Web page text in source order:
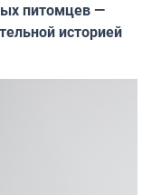
питомцев —
историей